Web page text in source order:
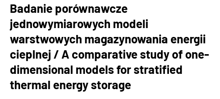
Badanie porównawcze
jednowymiarowych modeli
warstwowych magazynowania energii
cieplnej / A comparative study of one-
dimensional models for stratified
thermal energy storage